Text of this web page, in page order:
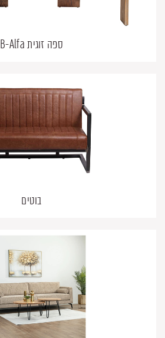
ספה זוגית B-Alfa
בוטים